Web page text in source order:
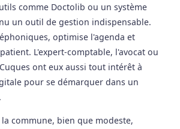
comme Doctolib ou un système
un outil de gestion indispensable.
optimise l'agenda et
L'expert-comptable, l'avocat ou
ont eux aussi tout intérêt à
pour se démarquer dans un
commune, bien que modeste,